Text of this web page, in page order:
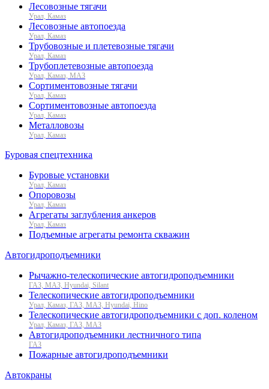
Лесовозные тягачи
Урал, Камаз
Лесовозные автопоезда
Урал, Камаз
Трубовозные и плетевозные тягачи
Урал, Камаз
Трубоплетевозные автопоезда
Урал, Камаз, МАЗ
Сортиментовозные тягачи
Урал, Камаз
Сортиментовозные автопоезда
Урал, Камаз
Металловозы
Урал, Камаз
Буровая спецтехника
Буровые установки
Урал, Камаз
Опоровозы
Урал, Камаз
Агрегаты заглубления анкеров
Урал, Камаз
Подъемные агрегаты ремонта скважин
Автогидроподъемники
Рычажно-телескопические автогидроподъемники
ГАЗ, МАЗ, Hyundai, Silant
Телескопические автогидроподъемники
Урал, Камаз, ГАЗ, МАЗ, Hyundai, Hino
Телескопические автогидроподъемники с доп. коленом
Урал, Камаз, ГАЗ, МАЗ
Автогидроподъемники лестничного типа
ГАЗ
Пожарные автогидроподъемники
Автокраны